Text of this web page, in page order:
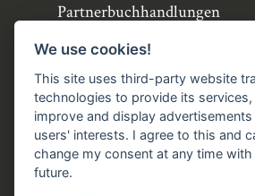
Partnerbuchhandlungen
Büchergilde online
Stellenangebote
Folgen Sie uns!
FacebookInstagramYouTubeTikTok
Zustellung durch:
We use cookies!
This site uses third-party website
technologies to provide its
improve and display
users' interests. I agree to this and
change my consent at any time
future.